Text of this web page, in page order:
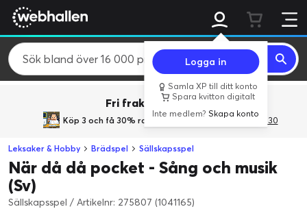
Logga in
Samla XP till ditt konto
Spara kvitton digitalt
Inte medlem?Skapa konto
Fri frakt över 800 kr.
Köp 3 och få 30% rabatt med rabattkoden 3Gives30
Leksaker & Hobby Brädspel Sällskapsspel
När då då pocket - Sång och musik
(Sv)
Sällskapsspel / Artikelnr: 275807 (1041165)